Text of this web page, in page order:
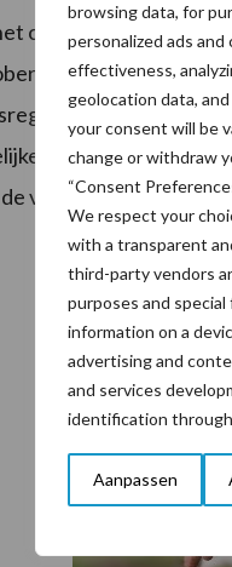
browsing data, for
personalized ads
effectiveness,
geolocation data,
your consent will be
change or withdraw
“Consent
We respect your
with a transparent
third-party vendors
purposes and
information on a
advertising and
and services
identification
Aanpassen
convenanttraject
2022 een brede
per dierlijke
betrokkenheid op
veehouderij te